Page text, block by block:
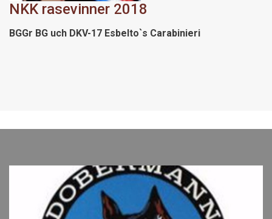
NKK rasevinner 2018
BGGr BG uch DKV-17 Esbelto`s Carabinieri